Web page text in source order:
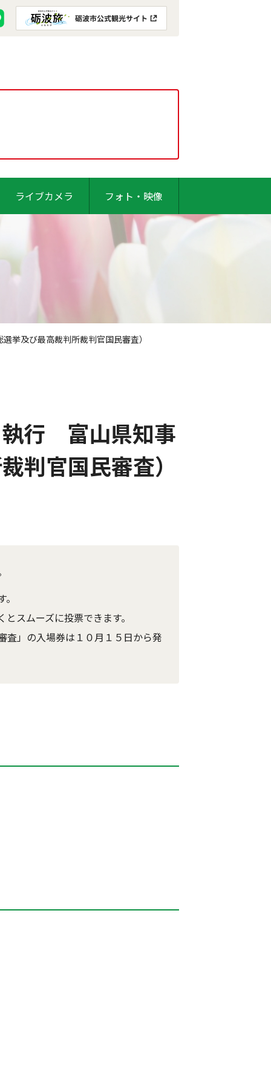
ライブカメラ フォト・映像
挙及び最高裁判所裁判官国民審査）
執行 富山県知事
判官国民審査）
スムーズに投票できます。
」の入場券は１０月１５日から発